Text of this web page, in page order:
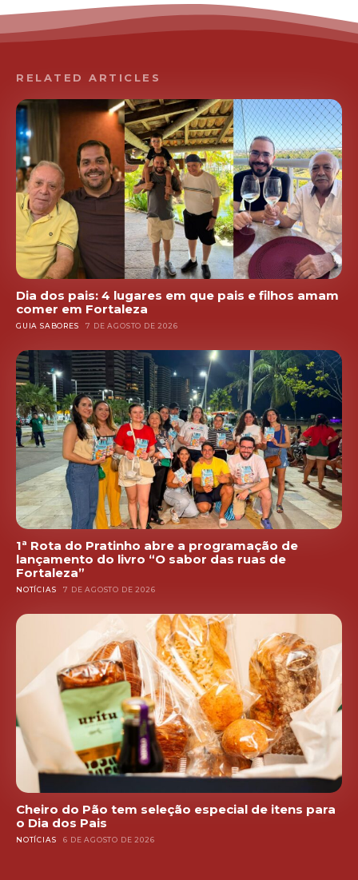
RELATED ARTICLES
Dia dos pais: 4 lugares em que pais e filhos amam
comer em Fortaleza
GUIA SABORES 7 DE AGOSTO DE 2026
1ª Rota do Pratinho abre a programação de
lançamento do livro “O sabor das ruas de
Fortaleza”
NOTÍCIAS 7 DE AGOSTO DE 2026
Cheiro do Pão tem seleção especial de itens para
o Dia dos Pais
NOTÍCIAS 6 DE AGOSTO DE 2026